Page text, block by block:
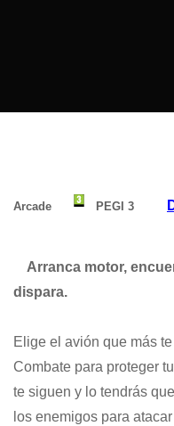
Arcade PEGI 3
Arranca motor,
dispara.
Elige el avión que más
Combate para proteger
te siguen y lo tendrás
los enemigos para